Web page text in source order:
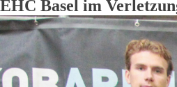
EHC Basel im